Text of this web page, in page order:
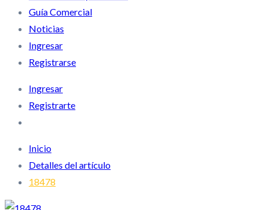
Guía Comercial
Noticias
Ingresar
Registrarse
Ingresar
Registrarte
Inicio
Detalles del artículo
18478